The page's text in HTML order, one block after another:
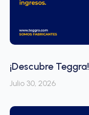
¡Descubre Teggra!
Julio 30, 2026